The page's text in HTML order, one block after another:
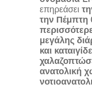
επηρεάσει
την Πέμπτη
μεγάλης
και
ανατολική